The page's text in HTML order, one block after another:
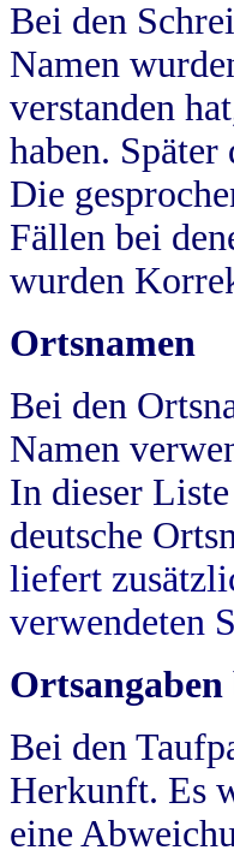
Bei den
Namen
verstanden
haben.
Die
Fällen bei
wurden
Ortsnamen
Bei den
Namen
In dieser
deutsche
liefert
verwendeten
Bei den
Herkunft. Es
eine